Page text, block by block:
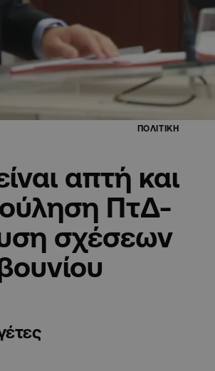
ΠΟΛΙΤΙΚΗ
απτή και
ΠτΔ-
σχέσεων